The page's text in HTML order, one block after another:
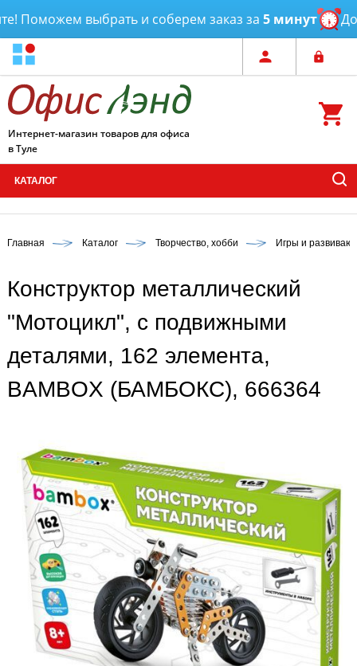
выбрать и соберем заказ за 5 минут
Интернет-магазин товаров для офиса
в Туле
КАТАЛОГ
Главная Каталог Творчество, хобби Игры и
Конструктор металлический
"Мотоцикл", с подвижными
деталями, 162 элемента,
BAMBOX (БАМБОКС), 666364